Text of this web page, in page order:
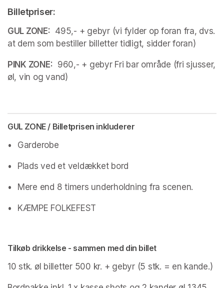
Billetpriser:
GUL ZONE:
  495,- + gebyr (vi fylder op foran fra, dvs.
at dem som bestiller billetter tidligt, sidder foran)
PINK ZONE:
  960,- + gebyr Fri bar område (fri sjusser,
øl, vin og vand)
GUL ZONE / Billetprisen inkluderer
•	Garderobe
•	Plads ved et veldækket bord
•	Mere end 8 timers underholdning fra scenen.
•	KÆMPE FOLKEFEST
Tilkøb drikkelse - sammen med din billet
10 stk. øl billetter 500 kr. + gebyr (5 stk. = en kande.)